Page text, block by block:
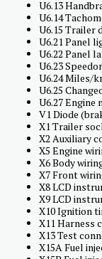
U6.13
U6.14
U6.15 Trailer
U6.21 Panel
U6.22 Panel
U6.23
U6.24 Miles/
U6.25
U6.27 Engine
V1 Diode
X1 Trailer
X2 Auxiliary
X5 Engine
X6 Body
X7 Front
X8 LCD
X9 LCD
X10 Ignition
X11 Harness
X13 Test
X15A Fuel